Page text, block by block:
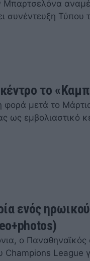
Μπαρτσελόνα
συνέντευξη Τύπου
το
μετά το
ως εμβολιαστικό
ενός
ο Παναθηναϊκός
Champions